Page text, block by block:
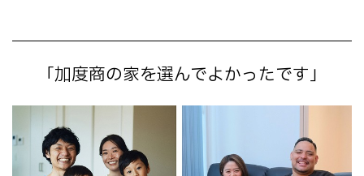
「加度商の家を選んでよかったです」